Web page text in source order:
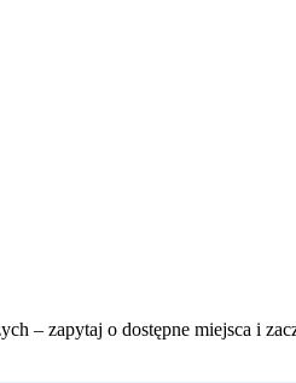
– zapytaj o dostępne miejsca i